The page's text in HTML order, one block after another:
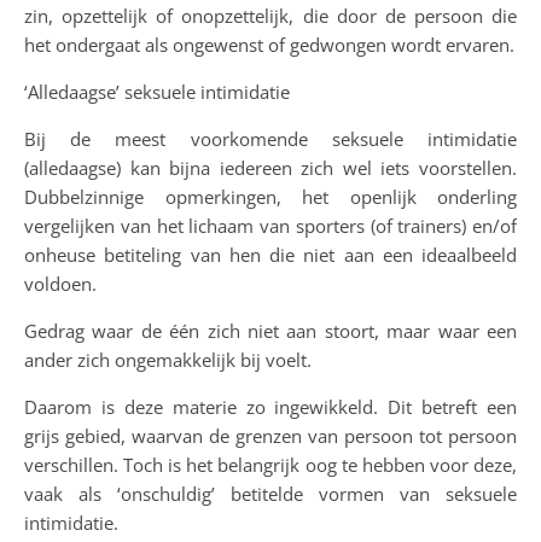
zin, opzettelijk of onopzettelijk, die door de persoon die
het ondergaat als ongewenst of gedwongen wordt ervaren.
‘Alledaagse’ seksuele intimidatie
Bij de meest voorkomende seksuele intimidatie
(alledaagse) kan bijna iedereen zich wel iets voorstellen.
Dubbelzinnige opmerkingen, het openlijk onderling
vergelijken van het lichaam van sporters (of trainers) en/of
onheuse betiteling van hen die niet aan een ideaalbeeld
voldoen.
Gedrag waar de één zich niet aan stoort, maar waar een
ander zich ongemakkelijk bij voelt.
Daarom is deze materie zo ingewikkeld. Dit betreft een
grijs gebied, waarvan de grenzen van persoon tot persoon
verschillen. Toch is het belangrijk oog te hebben voor deze,
vaak als ‘onschuldig’ betitelde vormen van seksuele
intimidatie.